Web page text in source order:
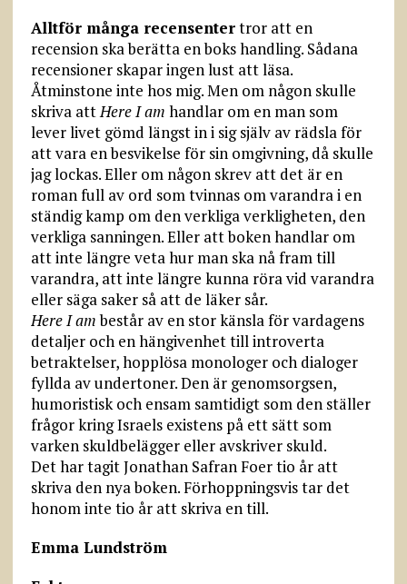
Alltför många recensentertror att en
recension ska berätta en boks handling. Sådana
recensioner skapar ingen lust att läsa.
Åtminstone inte hos mig. Men om någon skulle
skriva attHere I am handlar om en man som
lever livet gömd längst in i sig själv av rädsla för
att vara en besvikelse för sin omgivning, då skulle
jag lockas. Eller om någon skrev att det är en
roman full av ord som tvinnas om varandra i en
ständig kamp om den verkliga verkligheten, den
verkliga sanningen. Eller att boken handlar om
att inte längre veta hur man ska nå fram till
varandra, att inte längre kunna röra vid varandra
eller säga saker så att de läker sår.
Here I ambestår av en stor känsla för vardagens
detaljer och en hängivenhet till introverta
betraktelser, hopplösa monologer och dialoger
fyllda av undertoner. Den är genomsorgsen,
humoristisk och ensam samtidigt som den ställer
frågor kring Israels existens på ett sätt som
varken skuldbelägger eller avskriver skuld.
Det har tagit Jonathan Safran Foer tio år att
skriva den nya boken. Förhoppningsvis tar det
honom inte tio år att skriva en till.
Emma Lundström